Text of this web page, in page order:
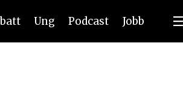
Ung Podcast Jobb